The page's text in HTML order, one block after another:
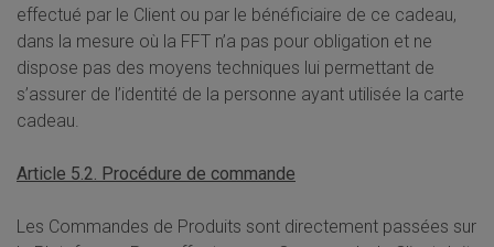
effectué par le Client ou par le bénéficiaire de ce cadeau,
dans la mesure où la FFT n’a pas pour obligation et ne
dispose pas des moyens techniques lui permettant de
s’assurer de l’identité de la personne ayant utilisée la carte
cadeau.
Article 5.2. Procédure de commande
Les Commandes de Produits sont directement passées sur